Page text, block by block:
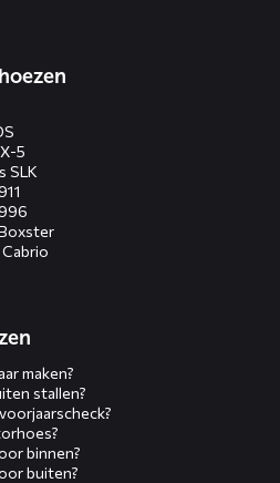
5
SLK
maken?
stallen?
binnen?
buiten?